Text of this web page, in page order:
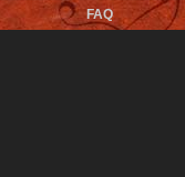
FAQ